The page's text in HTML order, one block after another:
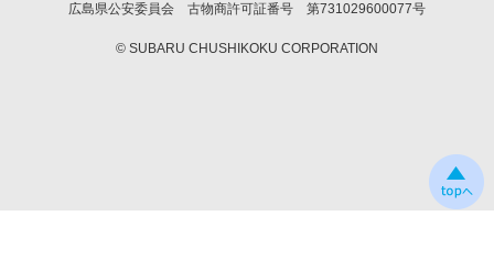
広島県公安委員会 古物商許可証番号 第731029600077号
© SUBARU CHUSHIKOKU CORPORATION